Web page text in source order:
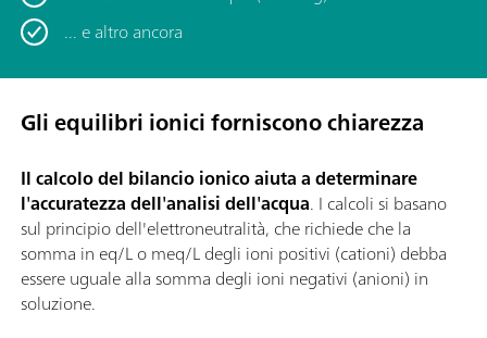
... e altro ancora
Gli equilibri ionici forniscono chiarezza
Il calcolo del bilancio ionico aiuta a determinare
l'accuratezza dell'analisi dell'acqua. I calcoli si basano
sul principio dell'elettroneutralità, che richiede che la
somma in eq/L o meq/L degli ioni positivi (cationi) debba
essere uguale alla somma degli ioni negativi (anioni) in
soluzione.